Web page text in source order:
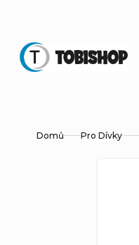
obsah
Domů Pro Dívky